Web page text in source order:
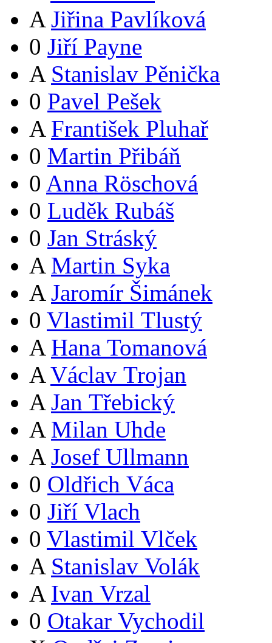
A Jiřina Pavlíková
0 Jiří Payne
A Stanislav Pěnička
0 Pavel Pešek
A František Pluhař
0 Martin Přibáň
0 Anna Röschová
0 Luděk Rubáš
0 Jan Stráský
A Martin Syka
A Jaromír Šimánek
0 Vlastimil Tlustý
A Hana Tomanová
A Václav Trojan
A Jan Třebický
A Milan Uhde
A Josef Ullmann
0 Oldřich Váca
0 Jiří Vlach
0 Vlastimil Vlček
A Stanislav Volák
A Ivan Vrzal
0 Otakar Vychodil